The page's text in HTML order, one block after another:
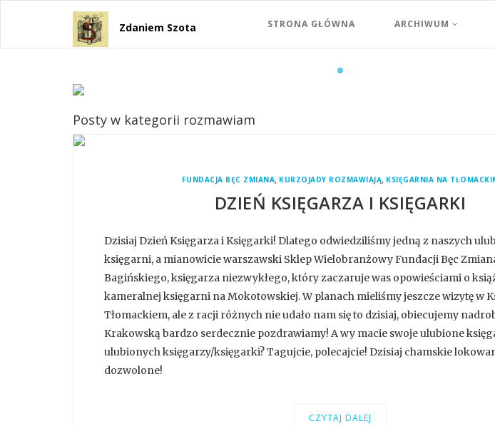
Zdaniem Szota STRONA GŁÓWNA ARCHIWUM
Posty w kategorii rozmawiam
FUNDACJA BĘC ZMIANA, KURZOJADY ROZMAWIAJĄ, KSIĘGARNIA NA
DZIEŃ KSIĘGARZA I KSIĘGARKI
Dzisiaj Dzień Księgarza i Księgarki! Dlatego odwiedziliśmy jedną z naszych
księgarni, a mianowicie warszawski Sklep Wielobranżowy Fundacji Bęc
Bagińskiego, księgarza niezwykłego, który zaczaruje was opowieściami o
kameralnej księgarni na Mokotowskiej. W planach mieliśmy jeszcze wizytę w
Tłomackiem, ale z racji różnych nie udało nam się to dzisiaj, obiecujemy
Krakowską bardzo serdecznie pozdrawiamy! A wy macie swoje ulubione
ulubionych księgarzy/księgarki? Tagujcie, polecajcie! Dzisiaj chamskie
dozwolone!
CZYTAJ DALEJ